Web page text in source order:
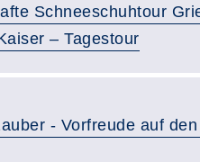
Schneeschuhtour
– Tagestour
- Vorfreude auf